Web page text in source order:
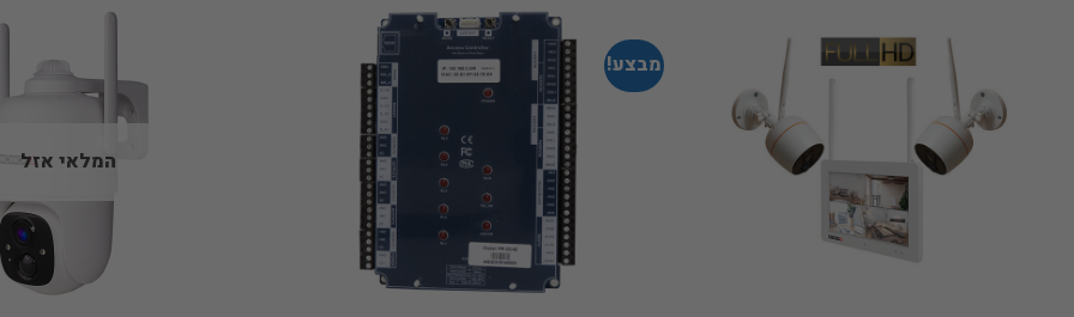
מבצע!
המלאי אזל